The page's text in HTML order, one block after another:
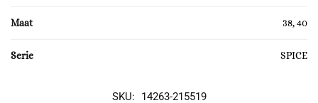
Maat 38, 40
Serie SPICE
SKU: 14263-215519